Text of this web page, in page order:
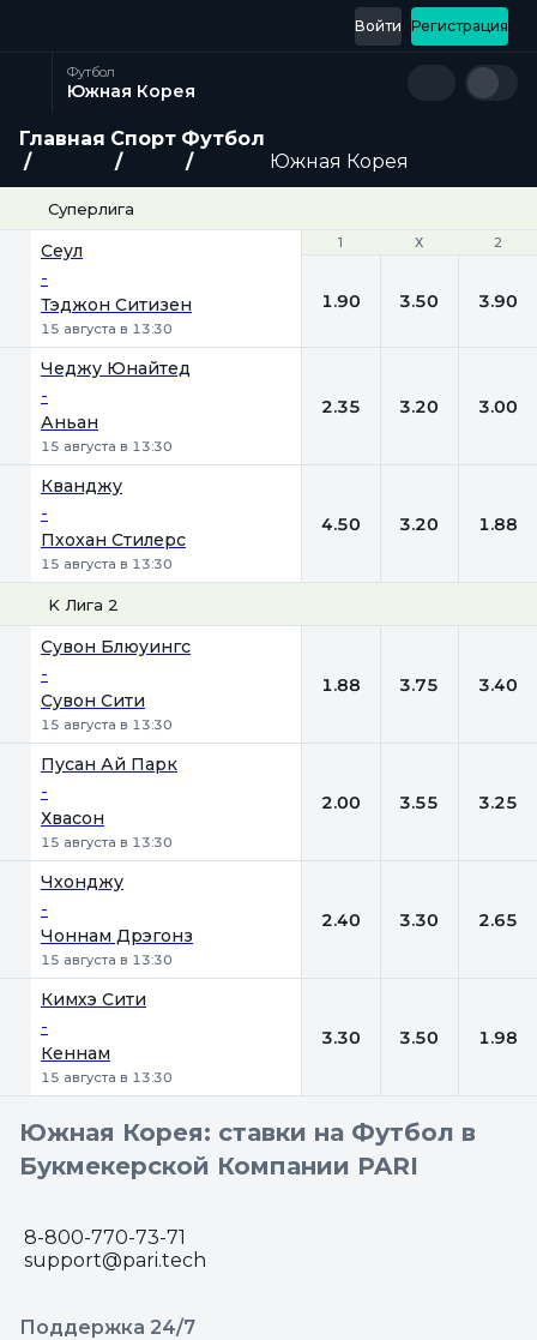
Регистрация
Войти
Футбол
Южная Корея
Главная Спорт Футбол
Южная Корея
Суперлига
1 Х 2
Сеул
-
Тэджон Ситизен
15 августа в 13:30
1 Х 2
1.90 3.50 3.90
Чеджу Юнайтед
-
Аньан
15 августа в 13:30
2.35 3.20 3.00
Кванджу
-
Пхохан Стилерс
15 августа в 13:30
4.50 3.20 1.88
K Лига 2
Сувон Блюуингс
-
Сувон Сити
15 августа в 13:30
1.88 3.75 3.40
Пусан Ай Парк
-
Хвасон
15 августа в 13:30
2.00 3.55 3.25
Чхонджу
-
Чоннам Дрэгонз
15 августа в 13:30
2.40 3.30 2.65
Кимхэ Сити
-
Кеннам
15 августа в 13:30
3.30 3.50 1.98
Южная Корея: ставки на Футбол в
Букмекерской Компании PARI
8-800-770-73-71
support@pari.tech
Поддержка 24/7